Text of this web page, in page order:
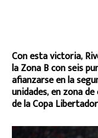
Con esta victoria,
la Zona B con seis
afianzarse en la
unidades, en zona
de la Copa